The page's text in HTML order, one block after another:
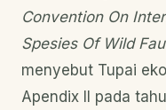
Convention On
Spesies Of Wild
menyebut Tupai
Apendix II pada